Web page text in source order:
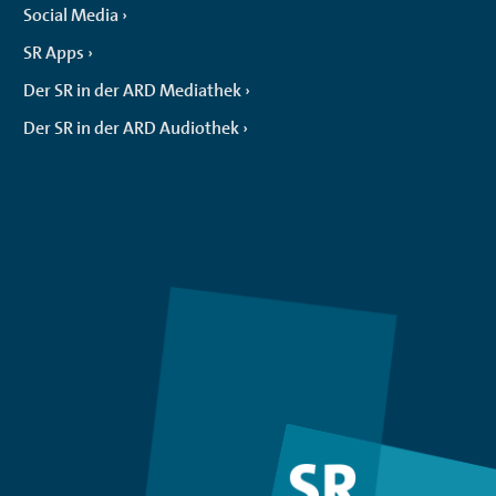
Social Media
SR Apps
Der SR in der ARD Mediathek
Der SR in der ARD Audiothek